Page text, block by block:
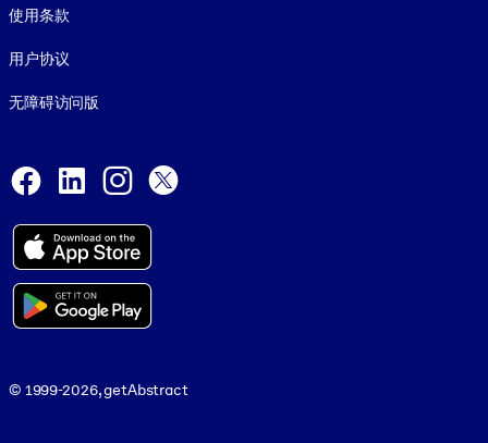
使用条款
用户协议
无障碍访问版
Facebook
LinkedInInstagram
© 1999-2026, getAbstract